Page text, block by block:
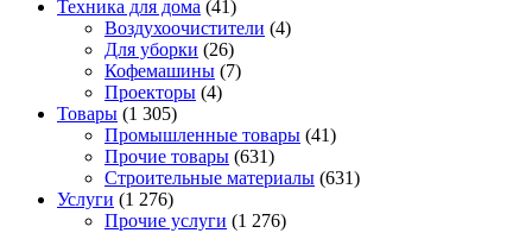
Техника для дома (41)
Воздухоочистители (4)
Для уборки (26)
Кофемашины (7)
Проекторы (4)
Товары (1 305)
Промышленные товары (41)
Прочие товары (631)
Строительные материалы (631)
Услуги (1 276)
Прочие услуги (1 276)